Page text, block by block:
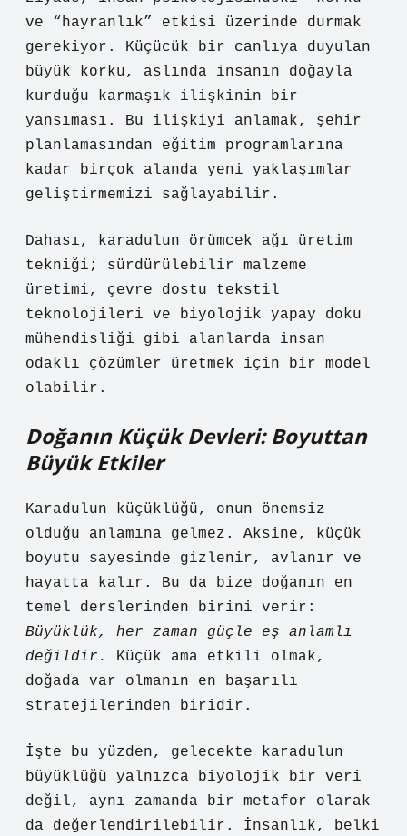
ve “hayranlık” etkisi üzerinde durmak
gerekiyor. Küçücük bir canlıya duyulan
büyük korku, aslında insanın doğayla
kurduğu karmaşık ilişkinin bir
yansıması. Bu ilişkiyi anlamak, şehir
planlamasından eğitim programlarına
kadar birçok alanda yeni yaklaşımlar
geliştirmemizi sağlayabilir.
Dahası, karadulun örümcek ağı üretim
tekniği; sürdürülebilir malzeme
üretimi, çevre dostu tekstil
teknolojileri ve biyolojik yapay doku
mühendisliği gibi alanlarda insan
odaklı çözümler üretmek için bir model
olabilir.
Doğanın Küçük Devleri: Boyuttan
Büyük Etkiler
Karadulun küçüklüğü, onun önemsiz
olduğu anlamına gelmez. Aksine, küçük
boyutu sayesinde gizlenir, avlanır ve
hayatta kalır. Bu da bize doğanın en
temel derslerinden birini verir:
Büyüklük, her zaman güçle eş anlamlı
değildir.
Küçük ama etkili olmak,
doğada var olmanın en başarılı
stratejilerinden biridir.
İşte bu yüzden, gelecekte karadulun
büyüklüğü yalnızca biyolojik bir veri
değil, aynı zamanda bir metafor olarak
da değerlendirilebilir. İnsanlık, belki